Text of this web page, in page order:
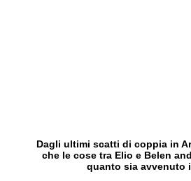
Dagli ultimi scatti di coppia in
che le cose tra Elio e Belen
quanto sia avvenuto